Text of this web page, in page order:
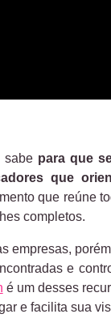
sabe para que
que
que reúne
completos.
empresas,
e
é um desses
e facilita sua